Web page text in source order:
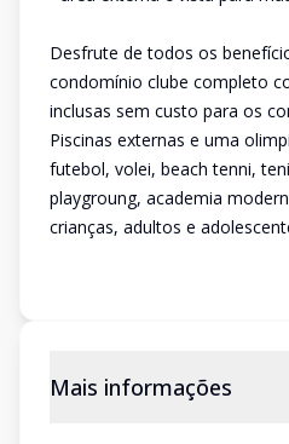
Desfrute de todos os
condomínio clube completo
inclusas sem custo para os
Piscinas externas e uma
futebol, volei, beach tenni,
playgroung, academia
crianças, adultos e
Mais informações